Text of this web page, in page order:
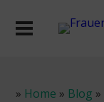
» Home » Blog »